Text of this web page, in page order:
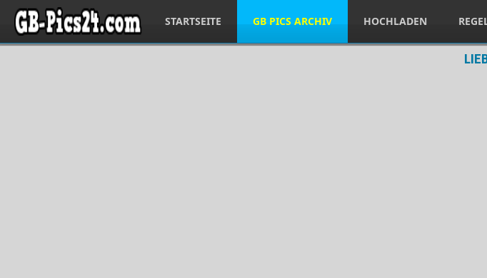
STARTSEITE GB PICS ARCHIV HOCHLADEN